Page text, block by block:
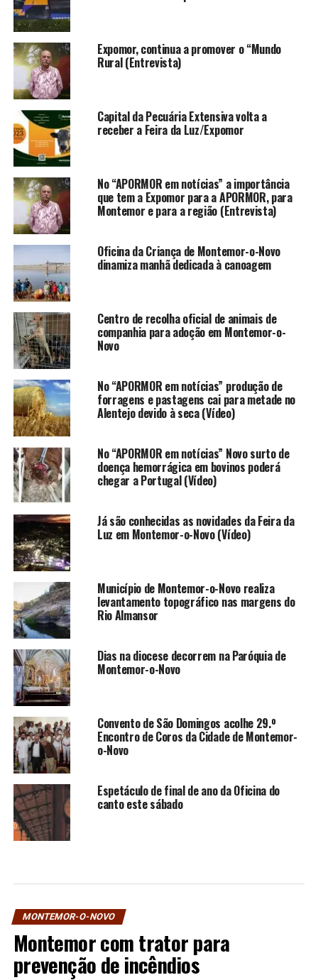
Expomor, continua a promover o “Mundo
Rural (Entrevista)
Capital da Pecuária Extensiva volta a
receber a Feira da Luz/Expomor
No “APORMOR em notícias” a importância
que tem a Expomor para a APORMOR, para
Montemor e para a região (Entrevista)
Oficina da Criança de Montemor-o-Novo
dinamiza manhã dedicada à canoagem
Centro de recolha oficial de animais de
companhia para adoção em Montemor-o-
Novo
No “APORMOR em notícias” produção de
forragens e pastagens cai para metade no
Alentejo devido à seca (Vídeo)
No “APORMOR em notícias” Novo surto de
doença hemorrágica em bovinos poderá
chegar a Portugal (Vídeo)
Já são conhecidas as novidades da Feira da
Luz em Montemor-o-Novo (Vídeo)
Município de Montemor-o-Novo realiza
levantamento topográfico nas margens do
Rio Almansor
Dias na diocese decorrem na Paróquia de
Montemor-o-Novo
Convento de São Domingos acolhe 29.º
Encontro de Coros da Cidade de Montemor-
o-Novo
Espetáculo de final de ano da Oficina do
canto este sábado
MONTEMOR-O-NOVO
Montemor com trator para
prevenção de incêndios